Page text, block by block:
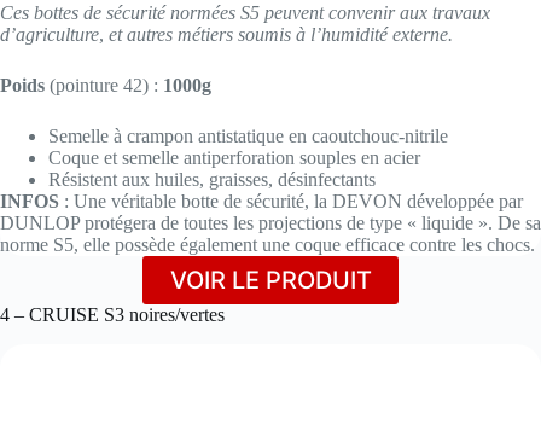
Ces bottes de sécurité normées S5 peuvent convenir aux travaux
d’agriculture, et autres métiers soumis à l’humidité externe.
Poids (pointure 42) : 1000g
Semelle à crampon antistatique en caoutchouc-nitrile
Coque et semelle antiperforation souples en acier
Résistent aux huiles, graisses, désinfectants
INFOS : Une véritable botte de sécurité, la DEVON développée par
DUNLOP protégera de toutes les projections de type « liquide ». De sa
norme S5, elle possède également une coque efficace contre les chocs.
VOIR LE PRODUIT
4 – CRUISE S3 noires/vertes